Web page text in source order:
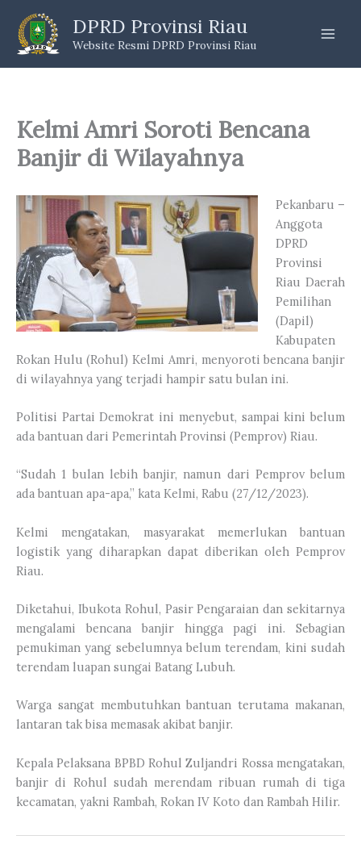
content
DPRD Provinsi Riau
Website Resmi DPRD Provinsi Riau
Kelmi Amri Soroti Bencana
Banjir di Wilayahnya
Pekanbaru –
Anggota
DPRD
Provinsi
Riau Daerah
Pemilihan
(Dapil)
Kabupaten
Rokan Hulu (Rohul) Kelmi Amri, menyoroti bencana banjir
di wilayahnya yang terjadi hampir satu bulan ini.
Politisi Partai Demokrat ini menyebut, sampai kini belum
ada bantuan dari Pemerintah Provinsi (Pemprov) Riau.
“Sudah 1 bulan lebih banjir, namun dari Pemprov belum
ada bantuan apa-apa,” kata Kelmi, Rabu (27/12/2023).
Kelmi mengatakan, masyarakat memerlukan bantuan
logistik yang diharapkan dapat diberikan oleh Pemprov
Riau.
Diketahui, Ibukota Rohul, Pasir Pengaraian dan sekitarnya
mengalami bencana banjir hingga pagi ini. Sebagian
pemukiman yang sebelumnya belum terendam, kini sudah
terendam luapan sungai Batang Lubuh.
Warga sangat membutuhkan bantuan terutama makanan,
lantaran tak bisa memasak akibat banjir.
Kepala Pelaksana BPBD Rohul Zuljandri Rossa mengatakan,
banjir di Rohul sudah merendam ribuan rumah di tiga
kecamatan, yakni Rambah, Rokan IV Koto dan Rambah Hilir.